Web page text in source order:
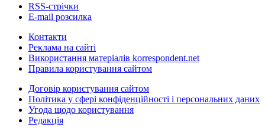
RSS-стрічки
E-mail розсилка
Контакти
Реклама на сайті
Використання матеріалів korrespondent.net
Правила користування сайтом
Договір користування сайтом
Політика у сфері конфіденційності і персональних даних
Угода щодо користування
Редакція